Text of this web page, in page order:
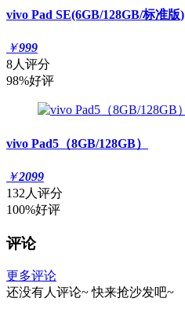
vivo Pad SE(6GB/128GB/标准版)
￥999
8人评分
98%好评
vivo Pad5（8GB/128GB）
￥2099
132人评分
100%好评
评论
更多评论
还没有人评论~ 快来抢沙发吧~